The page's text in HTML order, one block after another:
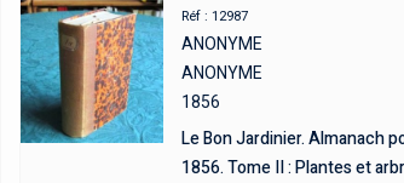
Réf : 12987
ANONYME
ANONYME
1856
Le Bon Jardinier. Almanach
1856. Tome II : Plantes et